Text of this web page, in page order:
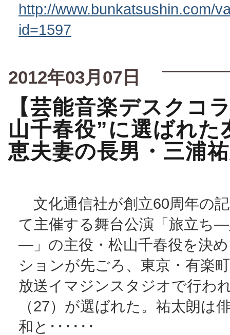
http://www.bunkatsushin.com/
id=1597
2012年03月07日
【芸能音楽デスクコ
山千春役”に選ばれた
恵夫妻の長男・三浦
文化通信社が創立60周年の
て主催する舞台公演「旅立ち
―」の主役・松山千春役を決
ションが先ごろ、東京・有楽
放送イマジンスタジオで行わ
（27）が選ばれた。祐太朗は
和と･･････